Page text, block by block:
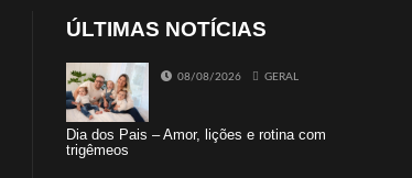
ÚLTIMAS NOTÍCIAS
08/08/2026 GERAL
Dia dos Pais – Amor, lições e rotina com
trigêmeos